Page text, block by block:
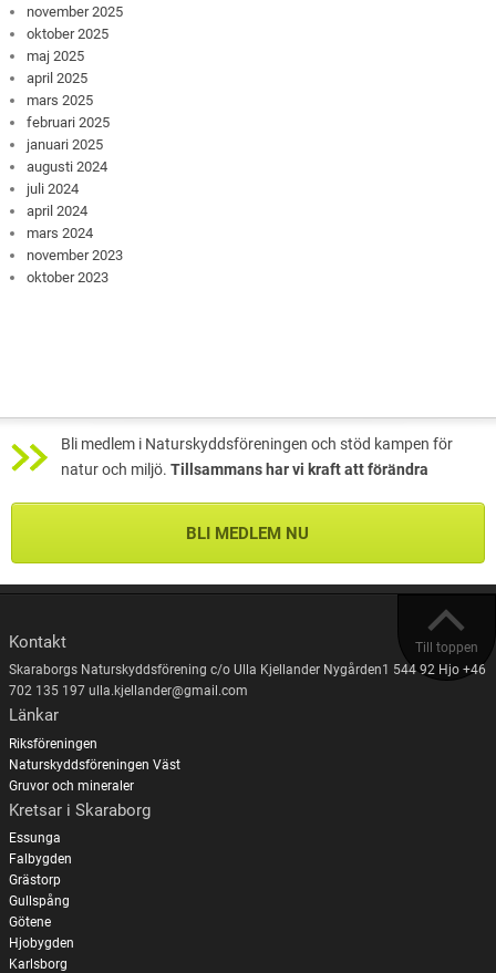
november 2025
oktober 2025
maj 2025
april 2025
mars 2025
februari 2025
januari 2025
augusti 2024
juli 2024
april 2024
mars 2024
november 2023
oktober 2023
Bli medlem i Naturskyddsföreningen och stöd kampen för
natur och miljö. Tillsammans har vi kraft att förändra
BLI MEDLEM NU
Till toppen
Kontakt
Skaraborgs Naturskyddsförening c/o Ulla Kjellander Nygården1 544 92 Hjo +46
702 135 197 ulla.kjellander@gmail.com
Länkar
Riksföreningen
Naturskyddsföreningen Väst
Gruvor och mineraler
Kretsar i Skaraborg
Essunga
Falbygden
Grästorp
Gullspång
Götene
Hjobygden
Karlsborg